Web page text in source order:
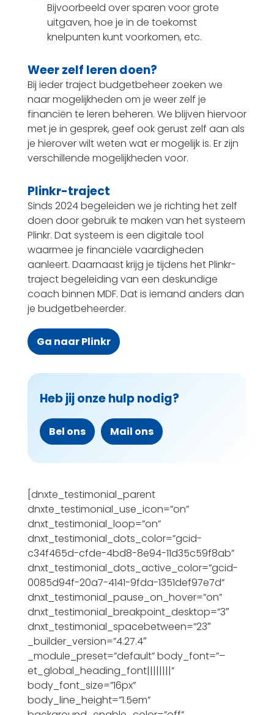
Bijvoorbeeld over sparen voor grote
uitgaven, hoe je in de toekomst
knelpunten kunt voorkomen, etc.
Weer zelf leren doen?
Bij ieder traject budgetbeheer zoeken we
naar mogelijkheden om je weer zelf je
financiën te leren beheren. We blijven hiervoor
met je in gesprek, geef ook gerust zelf aan als
je hierover wilt weten wat er mogelijk is. Er zijn
verschillende mogelijkheden voor.
Plinkr-traject
Sinds 2024 begeleiden we je richting het zelf
doen door gebruik te maken van het systeem
Plinkr. Dat systeem is een digitale tool
waarmee je financiële vaardigheden
aanleert. Daarnaast krijg je tijdens het Plinkr-
traject begeleiding van een deskundige
coach binnen MDF. Dat is iemand anders dan
je budgetbeheerder.
Ga naar Plinkr
Heb jij onze hulp nodig?
Bel ons Mail ons
[dnxte_testimonial_parent
dnxte_testimonial_use_icon=”on”
dnxt_testimonial_loop=”on”
dnxt_testimonial_dots_color=”gcid-
c34f465d-cfde-4bd8-8e94-11d35c59f8ab”
dnxt_testimonial_dots_active_color=”gcid-
0085d94f-20a7-4141-9fda-1351def97e7d”
dnxt_testimonial_pause_on_hover=”on”
dnxt_testimonial_breakpoint_desktop=”3″
dnxt_testimonial_spacebetween=”23″
_builder_version=”4.27.4″
_module_preset=”default” body_font=”–
et_global_heading_font||||||||”
body_font_size=”16px”
body_line_height=”1.5em”